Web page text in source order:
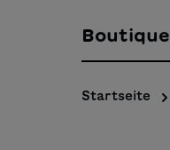
Boutique
Startseite